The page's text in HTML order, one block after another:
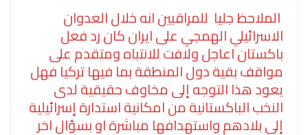
الملاحظ جليا للمراقبين انه خلال العدوان
الاسرائيلي الهمجي على ايران كان رد فعل
باكستان اعاجل ولافت للانتباه ومتقدم على
مواقف بقية دول المنطقة بما فيها تركيا فهل
يعود هذا التوجه إلى مخاوف حقيقية لدى
النخب الباكستانية من امكانية استدارة إسرائيلية
إلى بلادهم واستهدافها مباشرة او بسؤال اخر